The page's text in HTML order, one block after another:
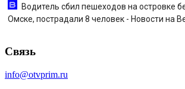
Водитель сбил пешеходов на островке
Омске, пострадали 8 человек - Новости на
Связь
info@otvprim.ru